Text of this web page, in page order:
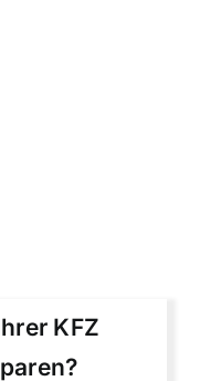
KFZ